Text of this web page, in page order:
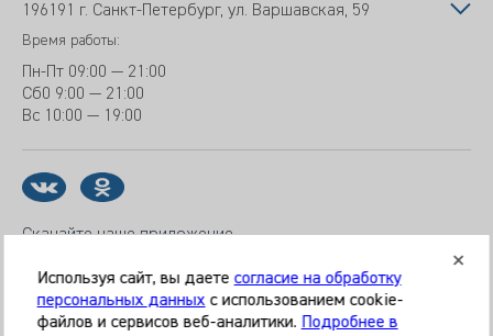
196191 г. Санкт-Петербург, ул. Варшавская, 59
Время работы:
Пн-Пт 09:00 — 21:00
Сб0 9:00 — 21:00
Вс 10:00 — 19:00
Скачайте наше приложение
Используя сайт, вы даете согласие на обработку
персональных данныхс использованием cookie-
файлов и сервисов веб-аналитики. Подробнее в